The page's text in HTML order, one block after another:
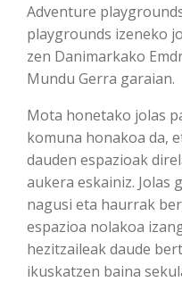
Adventure
playgrounds izeneko
zen Danimarkako
Mundu Gerra garaian.
Mota honetako jolas
komuna honakoa da,
dauden espazioak
aukera eskainiz. Jolas
nagusi eta haurrak
espazioa nolakoa
hezitzaileak daude
ikuskatzen baina